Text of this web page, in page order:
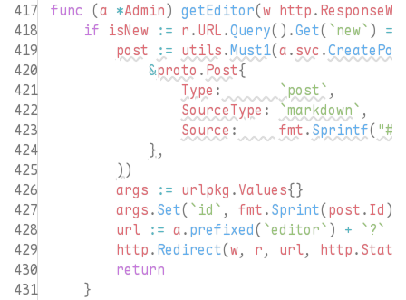
func (a *Admin) getEditor(w http .
if isNew := r . URL .Query().Get( `new` ) ==
post
:= utils .Must1(a . svc .
&proto . Post{
Type : `post` ,
SourceType : `markdown` ,
Source : fmt . Sprintf( "#
},
))
args
:= urlpkg . Values{}
args . Set( `id` , fmt . Sprint(post . Id ))
url := a . prefixed( `editor` ) + `?`
http . Redirect(w, r , url, http .
return
}